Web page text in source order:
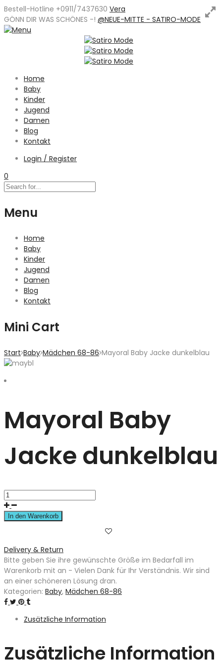
Bestell-Hotline +0911/7437630 Vera
GÖNN DIR WAS SCHÖNES -! @NEUE-MITTE - SATIRO-MODE
Home
Baby
Kinder
Jugend
Damen
Blog
Kontakt
Login / Register
0
Menu
Home
Baby
Kinder
Jugend
Damen
Blog
Kontakt
Mini Cart
Start Baby Mädchen 68-86 Mayoral Baby Jacke dunkelblau
Mayoral Baby
Jacke dunkelblau
In den Warenkorb
Delivery & Return
Bitte geben Sie ihre gewünschte Größe im Bedarfall im
Warenkorb mit an - Vielen Dank für Ihr Verständnis. Wir sind
an einer schöneren Lösung dran.
Kategorien: Baby, Mädchen 68-86
Zusätzliche Information
Zusätzliche Information